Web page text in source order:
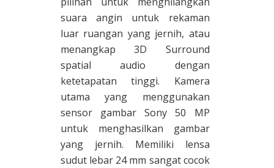
suara angin untuk rekaman
luar ruangan yang jernih, atau
menangkap 3D Surround
spatial audio dengan
ketetapatan tinggi. Kamera
utama yang menggunakan
sensor gambar Sony 50 MP
untuk menghasilkan gambar
yang jernih. Memiliki lensa
sudut lebar 24 mm sangat cocok